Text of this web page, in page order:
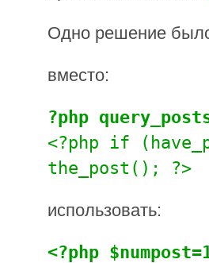
Одно решение
вместо:
?php
<?php if
the_post(); ?>
использовать:
<?php